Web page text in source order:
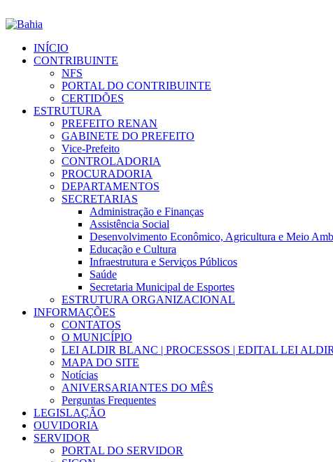
INÍCIO
CONTRIBUINTE
NFS
PORTAL DO CONTRIBUINTE
CERTIDÕES
ESTRUTURA
PREFEITO RENAN
GABINETE DO PREFEITO
Vice-Prefeito
CONTROLADORIA
PROCURADORIA
DEPARTAMENTOS
SECRETARIAS
Administração e Finanças
Assistência Social
Desenvolvimento Econômico, Agricultura e Meio
Educação e Cultura
Infraestrutura e Serviços Públicos
Saúde
Secretaria Municipal de Esportes
ESTRUTURA ORGANIZACIONAL
INFORMAÇÕES
CONTATOS
O MUNICÍPIO
LEI ALDIR BLANC | PROCESSOS | EDITAL LEI
MAPA DO SITE
Notícias
ANIVERSARIANTES DO MÊS
Perguntas Frequentes
LEGISLAÇÃO
OUVIDORIA
SERVIDOR
PORTAL DO SERVIDOR